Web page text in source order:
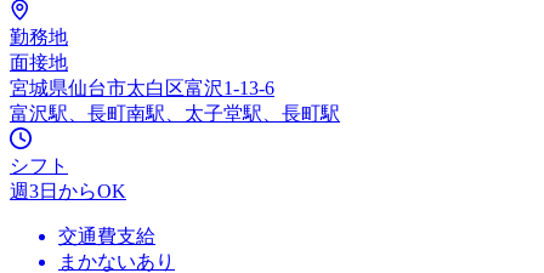
勤務地
面接地
宮城県仙台市太白区富沢1-13-6
富沢駅、長町南駅、太子堂駅、長町駅
シフト
週3日からOK
交通費支給
まかないあり